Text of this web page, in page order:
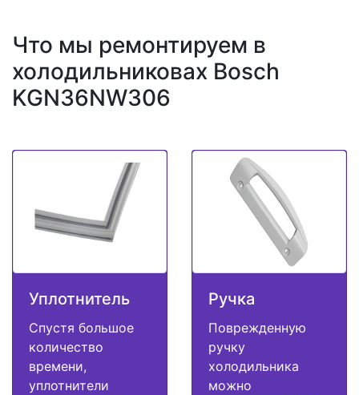
Что мы ремонтируем в
холодильниковах Bosch
KGN36NW306
Уплотнитель
Спустя большое
количество
времени,
уплотнители
Ручка
Поврежденную
ручку
холодильника
можно